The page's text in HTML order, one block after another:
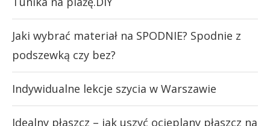
Jaki wybrać materiał na SPODNIE? Spodnie z
podszewką czy bez?
Indywidualne lekcje szycia w Warszawie
Idealny płaszcz – jak uszyć ocieplany płaszcz na